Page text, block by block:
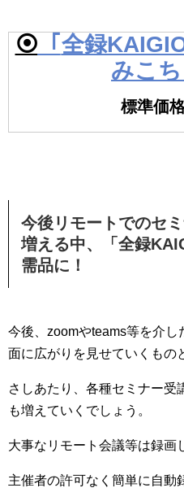
⦿ 「 全録
みこ
標準価
今後リモートでのセ
増える中、「全録
需品に！
今後、zoomやteams等を介
面に広がりを見せていくもの
さしあたり、各種セミナー受
も増えていくでしょう。
大事なリモート会議等は録画
主催者の許可なく簡単に自動